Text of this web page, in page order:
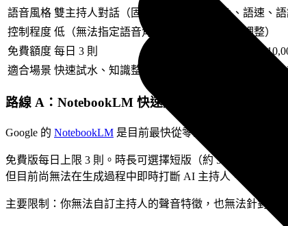
語音風格 雙主持人對話（固定風格）
可選音色、語速、語
控制程度 低（無法指定語音角色）
高（逐句可調整）
免費額度 每日 3 則
ElevenLabs 每月
適合場景 快速試水、知識整理分享 品牌節目、固定角
路線 A：NotebookLM 快速版
Google 的 NotebookLM 是目前最快從零到音頻的路線。上
免費版每日上限 3 則。時長可選擇短版（約 5 分鐘）、預
但目前尚無法在生成過程中即時打斷 AI 主持人。
主要限制：你無法自訂主持人的聲音特徵，也無法針對某